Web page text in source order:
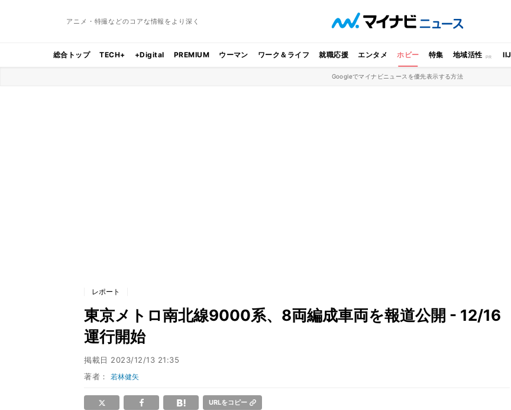
アニメ・特撮などのコアな情報をより深く
総合トップ TECH+ +Digital PREMIUM ウーマン ワーク＆ライフ 就職応援 エンタメ ホビー 特集 地域活性 IIJ
Googleでマイナビニュースを優先表示する方法
レポート
東京メトロ南北線9000系、8両編成車両を報道公開 - 12/16
運行開始
掲載日 2023/12/13 21:35
著者：若林健矢
URLをコピー